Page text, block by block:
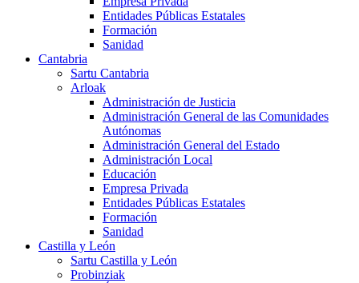
Entidades Públicas Estatales
Formación
Sanidad
Cantabria
Sartu Cantabria
Arloak
Administración de Justicia
Administración General de las Comunidades
Autónomas
Administración General del Estado
Administración Local
Educación
Empresa Privada
Entidades Públicas Estatales
Formación
Sanidad
Castilla y León
Sartu Castilla y León
Probinziak